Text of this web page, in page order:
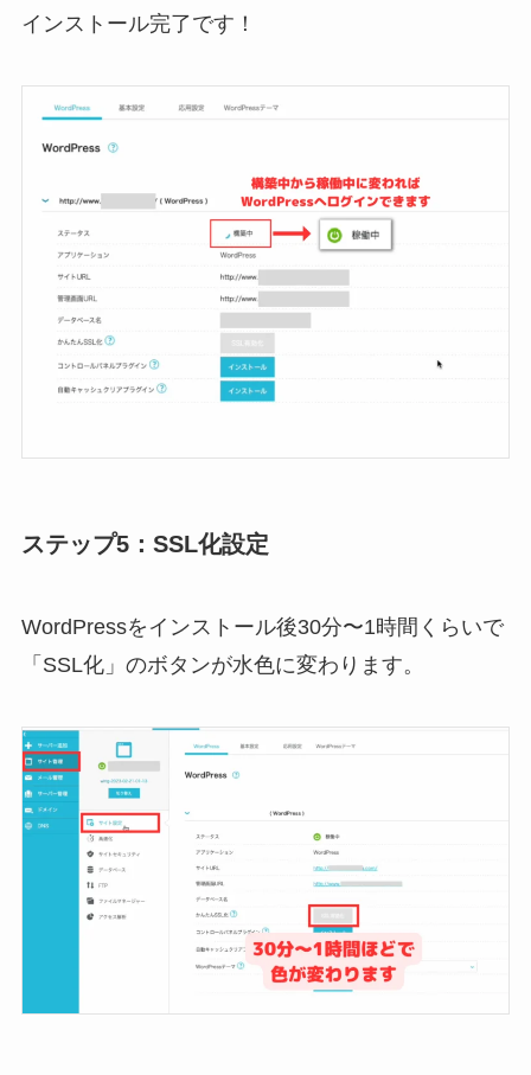
インストール完了です！
ステップ5：SSL化設定
WordPressをインストール後30分〜1時間くらいで
「SSL化」のボタンが水色に変わります。